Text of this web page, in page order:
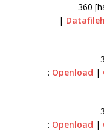
360
|
: Openload |
: Openload |